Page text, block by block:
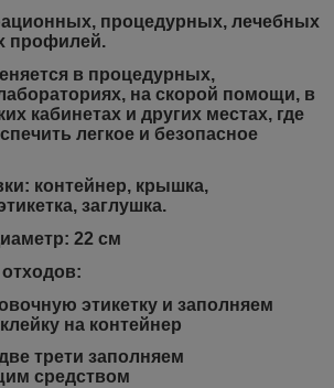
процедурных, лечебных
профилей.
в процедурных,
на скорой помощи, в
кабинетах и других местах, где
легкое и безопасное
контейнер, крышка,
заглушка.
22 см
этикетку и заполняем
на контейнер
трети заполняем
средством